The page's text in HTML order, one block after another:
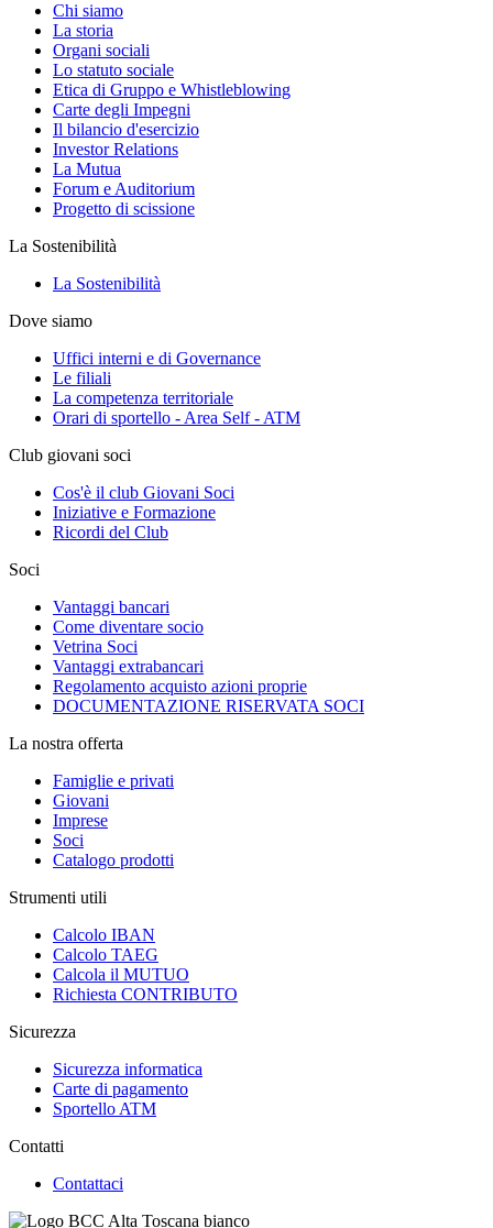
Chi siamo
La storia
Organi sociali
Lo statuto sociale
Etica di Gruppo e Whistleblowing
Carte degli Impegni
Il bilancio d'esercizio
Investor Relations
La Mutua
Forum e Auditorium
Progetto di scissione
La Sostenibilità
La Sostenibilità
Dove siamo
Uffici interni e di Governance
Le filiali
La competenza territoriale
Orari di sportello - Area Self - ATM
Club giovani soci
Cos'è il club Giovani Soci
Iniziative e Formazione
Ricordi del Club
Soci
Vantaggi bancari
Come diventare socio
Vetrina Soci
Vantaggi extrabancari
Regolamento acquisto azioni proprie
DOCUMENTAZIONE RISERVATA SOCI
La nostra offerta
Famiglie e privati
Giovani
Imprese
Soci
Catalogo prodotti
Strumenti utili
Calcolo IBAN
Calcolo TAEG
Calcola il MUTUO
Richiesta CONTRIBUTO
Sicurezza
Sicurezza informatica
Carte di pagamento
Sportello ATM
Contatti
Contattaci